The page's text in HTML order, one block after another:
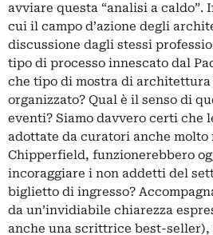
avviare questa “analisi a caldo”.
cui il campo d’azione degli
discussione dagli stessi
tipo di processo innescato dal
che tipo di mostra di architettura
organizzato? Qual è il senso di
eventi? Siamo davvero certi che
adottate da curatori anche molto
Chipperfield, funzionerebbero
incoraggiare i non addetti del
biglietto di ingresso?
da un’invidiabile chiarezza
anche una scrittrice best-seller),